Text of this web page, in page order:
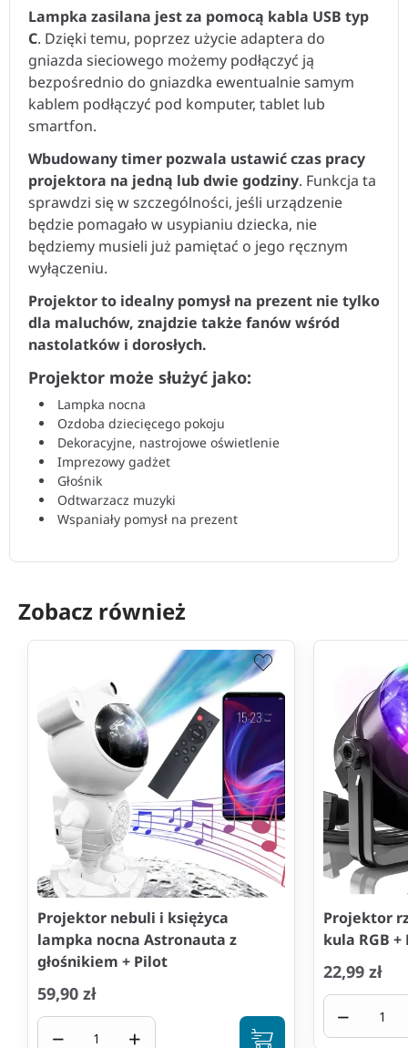
Lampka zasilana jest za pomocą kabla USB typ
C. Dzięki temu, poprzez użycie adaptera do
gniazda sieciowego możemy podłączyć ją
bezpośrednio do gniazdka ewentualnie samym
kablem podłączyć pod komputer, tablet lub
smartfon.
Wbudowany timer pozwala ustawić czas pracy
projektora na jedną lub dwie godziny. Funkcja ta
sprawdzi się w szczególności, jeśli urządzenie
będzie pomagało w usypianiu dziecka, nie
będziemy musieli już pamiętać o jego ręcznym
wyłączeniu.
Projektor to idealny pomysł na prezent nie tylko
dla maluchów, znajdzie także fanów wśród
nastolatków i dorosłych.
Projektor może służyć jako:
Lampka nocna
Ozdoba dziecięcego pokoju
Dekoracyjne, nastrojowe oświetlenie
Imprezowy gadżet
Głośnik
Odtwarzacz muzyki
Wspaniały pomysł na prezent
Zobacz również
Projektor nebuli i księżyca
lampka nocna Astronauta z
głośnikiem + Pilot
59,90 zł
− +
Projektor
kula RGB
22,99 zł
−